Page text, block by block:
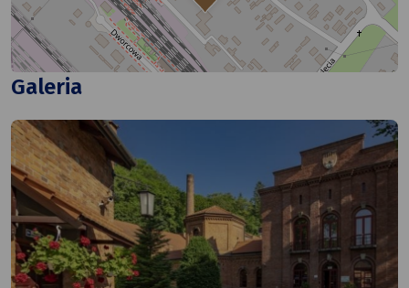
−
©OpenStreetMapcontributors
Galeria